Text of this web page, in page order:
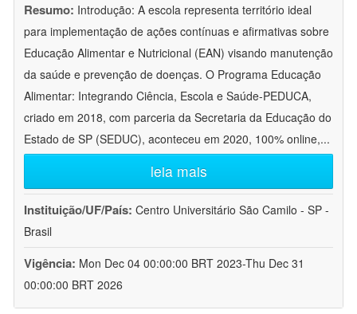
Resumo: Introdução: A escola representa território ideal
para implementação de ações contínuas e afirmativas sobre
Educação Alimentar e Nutricional (EAN) visando manutenção
da saúde e prevenção de doenças. O Programa Educação
Alimentar: Integrando Ciência, Escola e Saúde-PEDUCA,
criado em 2018, com parceria da Secretaria da Educação do
Estado de SP (SEDUC), aconteceu em 2020, 100% online,...
leia mais
Instituição/UF/País: Centro Universitário São Camilo - SP -
Brasil
Vigência: Mon Dec 04 00:00:00 BRT 2023-Thu Dec 31
00:00:00 BRT 2026